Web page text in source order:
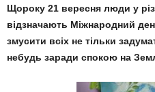
Щороку 21 вересня люди у
відзначають Міжнародний
змусити всіх не тільки
небудь заради спокою на